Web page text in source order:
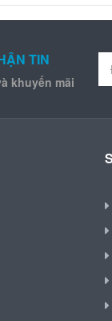
TIN
khuyến mãi